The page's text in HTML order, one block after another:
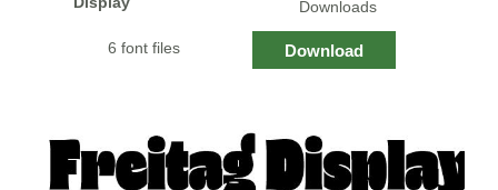
Downloads
6 font files Download